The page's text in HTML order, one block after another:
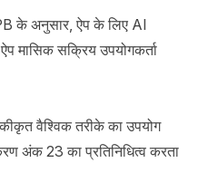
के अनुसार, ऐप के लिए AI
मासिक सक्रिय उपयोगकर्ता
वैश्विक तरीके का उपयोग
अंक 23 का प्रतिनिधित्व करता